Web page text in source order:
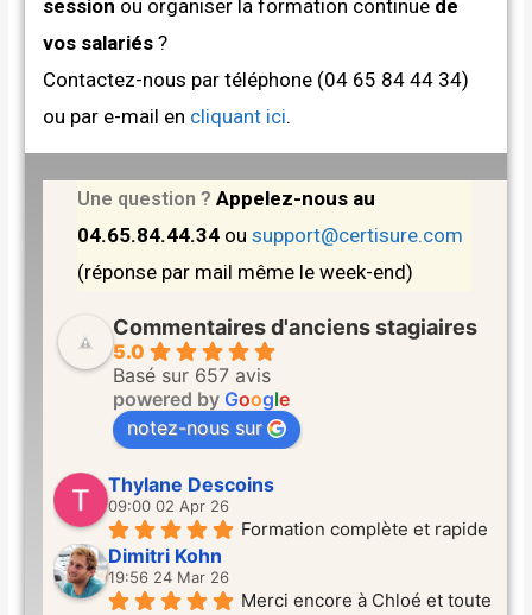
session ou organiser la formation continue de
vos salariés ?
Contactez-nous par téléphone (04 65 84 44 34)
ou par e-mail en cliquant ici.
Une question ? Appelez-nous au
04.65.84.44.34 ousupport@certisure.com
(réponse par mail même le week-end)
Commentaires d'anciens stagiaires
5.0
Basé sur 657 avis
powered by Google
notez-nous sur
Thylane Descoins
09:00 02 Apr 26
Formation complète et rapide
Dimitri Kohn
19:56 24 Mar 26
Merci encore à Chloé et toute